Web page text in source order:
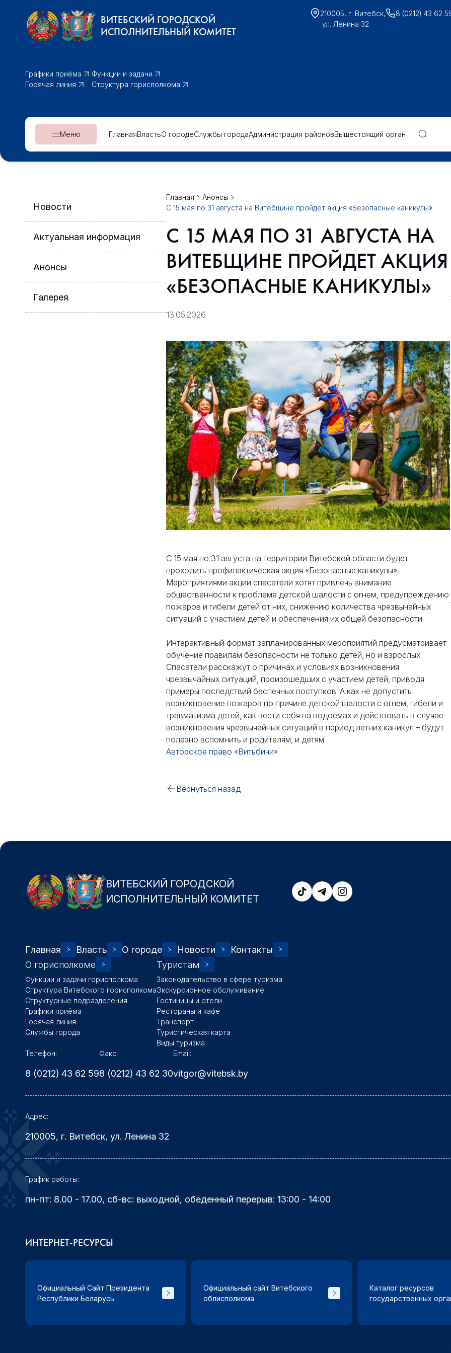
ВИТЕБСКИЙ ГОРОДСКОЙ
ИСПОЛНИТЕЛЬНЫЙ КОМИТЕТ
210005, г. Витебск,
ул. Ленина 32
8 (0212) 43 62
Графики приёма
Горячая линия
Функции и задачи
Структура горисполкома
Меню ГлавнаяВластьО городеСлужбы городаАдминистрация районовВышестоящий орган
Новости
Актуальная информация
Анонсы
Галерея
Главная
Анонсы
С 15 мая по 31 августа на Витебщине пройдет акция «Безопасные каникулы»
С 15 МАЯ ПО 31 АВГУСТА НА
ВИТЕБЩИНЕ ПРОЙДЕТ АКЦИЯ
«БЕЗОПАСНЫЕ КАНИКУЛЫ»
13.05.2026
С 15 мая по 31 августа на территории Витебской области будет
проходить профилактическая акция «Безопасные каникулы».
Мероприятиями акции спасатели хотят привлечь внимание
общественности к проблеме детской шалости с огнем, предупреждению
пожаров и гибели детей от них, снижению количества чрезвычайных
ситуаций с участием детей и обеспечения их общей безопасности.
Интерактивный формат запланированных мероприятий предусматривает
обучение правилам безопасности не только детей, но и взрослых.
Спасатели расскажут о причинах и условиях возникновения
чрезвычайных ситуаций, произошедших с участием детей, приводя
примеры последствий беспечных поступков. А как не допустить
возникновение пожаров по причине детской шалости с огнем, гибели и
травматизма детей, как вести себя на водоемах и действовать в случае
возникновения чрезвычайных ситуаций в период летних каникул – будут
полезно вспомнить и родителям, и детям.
Авторское право «Витьбичи»
Вернуться назад
ВИТЕБСКИЙ ГОРОДСКОЙ
ИСПОЛНИТЕЛЬНЫЙ КОМИТЕТ
Главная Власть О городе Новости
Контакты
О горисполкоме
Функции и задачи горисполкома
Структура Витебского горисполкома
Структурные подразделения
Графики приёма
Горячая линия
Службы города
Туристам
Законодательство в сфере туризма
Экскурсионное обслуживание
Гостиницы и отели
Рестораны и кафе
Транспорт
Туристическая карта
Виды туризма
Телефон:
8 (0212) 43 62 59
Факс:
8 (0212) 43 62 30
Email:
vitgor@vitebsk.by
Адрес:
210005, г. Витебск, ул. Ленина 32
График работы:
пн-пт: 8.00 - 17.00, сб-вс: выходной, обеденный перерыв: 13:00 - 14:00
ИНТЕРНЕТ-РЕСУРСЫ
Официальный Сайт Президента
Республики Беларусь
Официальный сайт Витебского
облисполкома
Каталог ресурсов
государственных